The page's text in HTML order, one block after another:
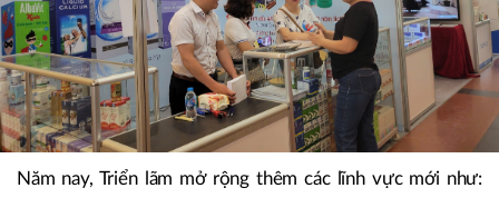
Năm nay, Triển lãm mở rộng thêm các lĩnh vực mới như: